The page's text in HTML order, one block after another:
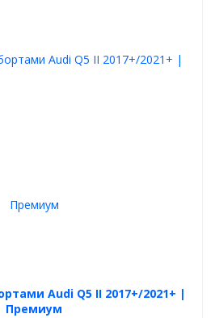
Audi Q5 II 2017+/2021+ |
Премиум